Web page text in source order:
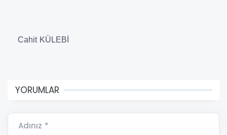
Cahit KÜLEBİ
YORUMLAR
Adınız *